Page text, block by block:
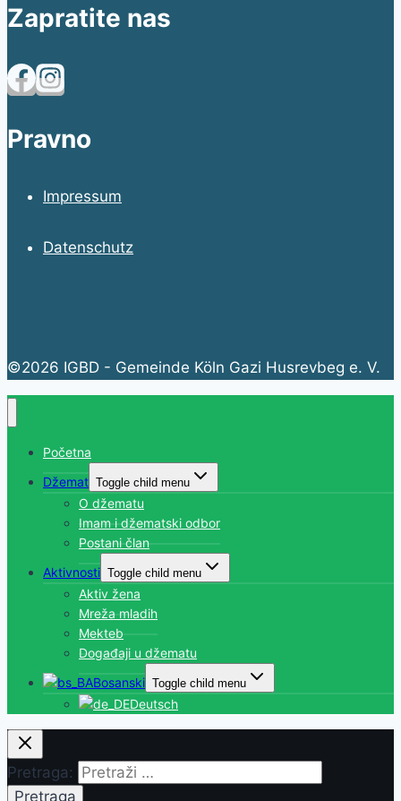
Zapratite nas
Pravno
Impressum
Datenschutz
©2026 IGBD - Gemeinde Köln Gazi Husrevbeg e. V.
Početna
Džemat Toggle child menu
O džematu
Imam i džematski odbor
Postani član
Aktivnosti Toggle child menu
Aktiv žena
Mreža mladih
Mekteb
Događaji u džematu
Bosanski Toggle child menu
Deutsch
Pretraga: